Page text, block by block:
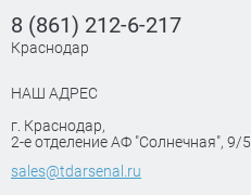
8 (861) 212-6-217
Краснодар
НАШ АДРЕС
г. Краснодар,
2-е отделение АФ "Солнечная", 9/5
sales@tdarsenal.ru